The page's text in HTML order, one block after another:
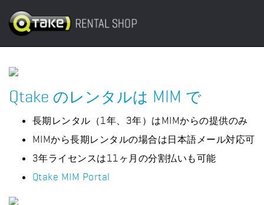
Qtake のレンタルは MIM で
長期レンタル（1年、3年）はMIMからの提供のみ
MIMから長期レンタルの場合は日本語メール対応可
3年ライセンスは11ヶ月の分割払いも可能
Qtake MIM Portal